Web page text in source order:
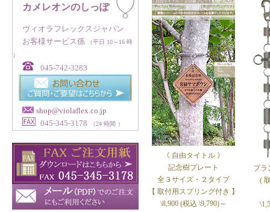
《 自由タイトル 》
記念樹プレート
全３サイズ・２タイプ
【 取付用スプリング付き 】
\8,900 (税込 \9,790)～
プラ
(
カメレオンのしっぽ
ヴィオラフレックスジャパン
お客様サービス係 （平日 10～16 時
）
045-742-3283
shop@violaflex.co.jp
045-345-3178
（24 時間 ）